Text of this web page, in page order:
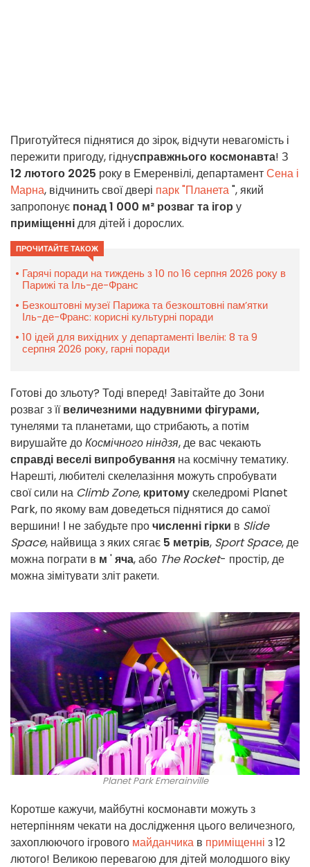
Приготуйтеся піднятися до зірок, відчути невагомість і
пережити пригоду, гіднусправжнього космонавта! З
12 лютого 2025 року в Емеренвілі, департаментСена і
Марна, відчинить свої двері парк "Планета", який
запропонує понад 1 000 м² розваг та ігор у
приміщеннідля дітей і дорослих.
ПРОЧИТАЙТЕ ТАКОЖ
Гарячі поради на тиждень з 10 по 16 серпня 2026 року в
Парижі та Іль-де-Франс
Безкоштовні музеї Парижа та безкоштовні пам’ятки
Іль-де-Франс: корисні культурні поради
10 ідей для вихідних у департаменті Івелін: 8 та 9
серпня 2026 року, гарні поради
Готові до зльоту? Тоді вперед! Завітайте до Зони
розваг з їївеличезними надувними фігурами,
тунелями та планетами, що стрибають, а потім
вирушайте доКосмічногоніндзя, де вас чекають
справді веселі випробування на космічну тематику.
Нарешті, любителі скелелазіння можуть спробувати
свої сили на Climb Zone, критомускеледромі Planet
Park, по якому вам доведеться піднятися до самої
вершини! І не забудьте прочисленні гірки в Slide
Space, найвища з яких сягає 5 метрів, Sport Space, де
можна пограти в м 'яча, або The Rocket- простір, де
можна зімітувати зліт ракети.
Planet Park Emerainville
Коротше кажучи, майбутні космонавти можуть з
нетерпінням чекати на дослідження цього величезного,
захоплюючого ігрового майданчика в приміщенні з 12
лютого! Великою перевагою для дітей молодшого віку